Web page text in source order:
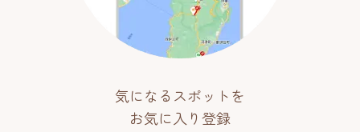
気になるスポットを
お気に入り登録